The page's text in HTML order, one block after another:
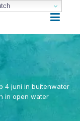
4 juni in buitenwater
in open water